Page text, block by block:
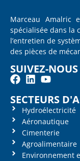
Marceau Amalric
spécialisée dans la
l’entretien de
des pièces de
SUIVEZ-NOUS
SECTEURS
Hydroélectricité
Aéronautique
Cimenterie
Agroalimentaire
Environnement